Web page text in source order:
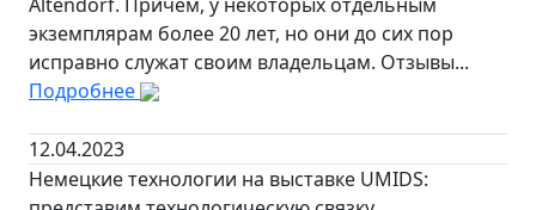
экземплярам более 20 лет, но они до сих пор
исправно служат своим владельцам. Отзывы...
Подробнее
12.04.2023
Немецкие технологии на выставке UMIDS: